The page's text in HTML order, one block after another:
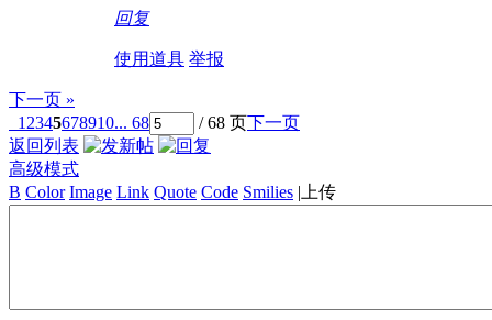
回复
使用道具 举报
下一页 »
1 2345678910... 68 / 68 页下一页
返回列表
高级模式
B Color Image Link Quote Code Smilies | 上传